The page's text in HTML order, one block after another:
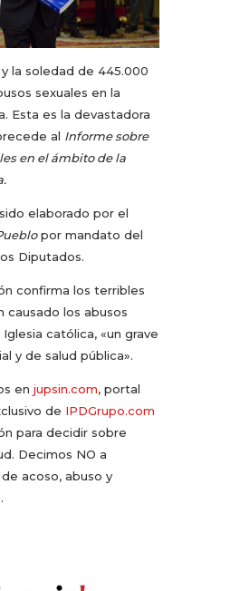
la soledad de 445.000
sexuales en la
Esta es la devastadora
al Informe sobre
en el ámbito de la
elaborado por el
por mandato del
Diputados.
confirma los terribles
causado los abusos
católica, «un grave
y de salud pública».
en jupsin.com, portal
de IPDGrupo.com
para decidir sobre
Decimos NO a
acoso, abuso y